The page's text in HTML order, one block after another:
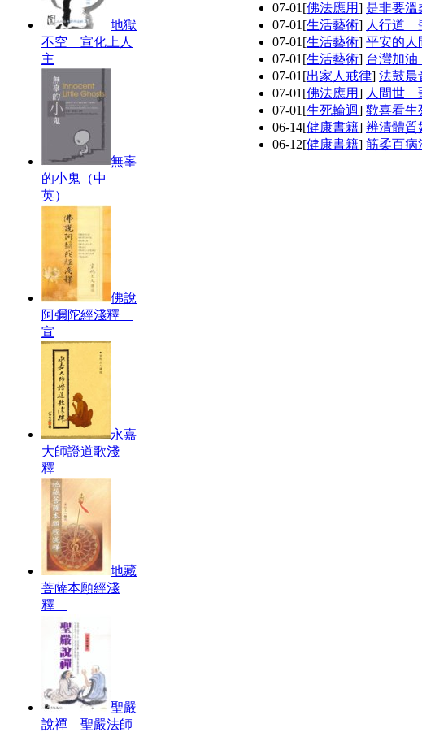
地獄
不空 宣化上人
主
無辜
的小鬼（中
英）
佛說
阿彌陀經淺釋
宣
永嘉
大師證道歌淺
釋
地藏
菩薩本願經淺
釋
聖嚴
說禪 聖嚴法師
07-01 [佛法應用] 是非要
07-01 [生活藝術] 人行道
07-01 [生活藝術] 平安的
07-01 [生活藝術] 台灣加
07-01 [出家人戒律] 法鼓
07-01 [佛法應用] 人間世
07-01 [生死輪迴] 歡喜看
06-14[健康書籍] 辨清體質
06-12[健康書籍] 筋柔百